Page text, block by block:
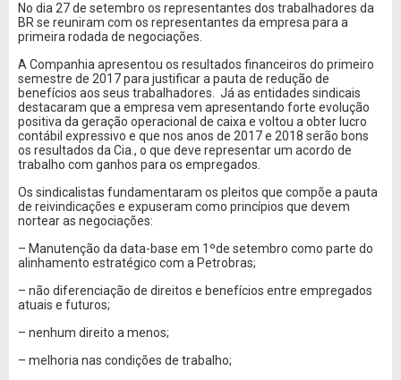
No dia 27 de setembro os representantes dos trabalhadores da
BR se reuniram com os representantes da empresa para a
primeira rodada de negociações.
A Companhia apresentou os resultados financeiros do primeiro
semestre de 2017 para justificar a pauta de redução de
benefícios aos seus trabalhadores. Já as entidades sindicais
destacaram que a empresa vem apresentando forte evolução
positiva da geração operacional de caixa e voltou a obter lucro
contábil expressivo e que nos anos de 2017 e 2018 serão bons
os resultados da Cia., o que deve representar um acordo de
trabalho com ganhos para os empregados.
Os sindicalistas fundamentaram os pleitos que compõe a pauta
de reivindicações e expuseram como princípios que devem
nortear as negociações:
– Manutenção da data-base em 1ºde setembro como parte do
alinhamento estratégico com a Petrobras;
– não diferenciação de direitos e benefícios entre empregados
atuais e futuros;
– nenhum direito a menos;
– melhoria nas condições de trabalho;